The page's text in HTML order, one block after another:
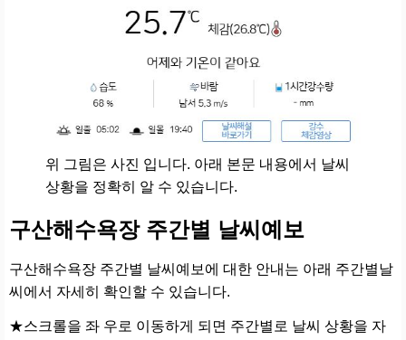
위 그림은 사진 입니다. 아래 본문 내용에서 날씨
상황을 정확히 알 수 있습니다.
구산해수욕장 주간별 날씨예보
구산해수욕장 주간별 날씨예보에 대한 안내는 아래 주간별날
씨에서 자세히 확인할 수 있습니다.
★스크롤을 좌 우로 이동하게 되면 주간별로 날씨 상황을 자